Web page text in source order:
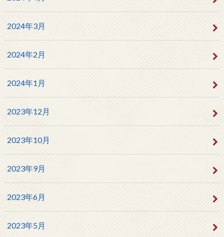
2024年3月
2024年2月
2024年1月
2023年12月
2023年10月
2023年9月
2023年6月
2023年5月